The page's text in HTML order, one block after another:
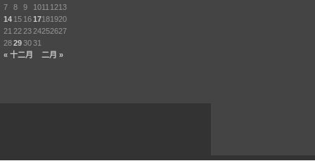
« 十二月 二月 »
7
8 9 1011 1213
14 15 1617181920
21 22 23 24252627
28293031